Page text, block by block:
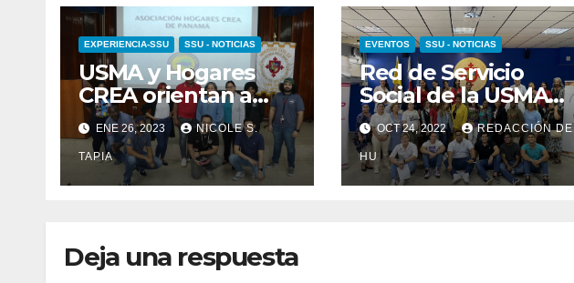
EXPERIENCIA-SSU SSU - NOTICIAS
USMA y Hogares
CREA orientan a
estudiantes para
servicio social
ENE 26, 2023 NICOLE S.
TAPIA
EVENTOS SSU - NOTICIAS
Red de Servicio
Social de la USMA
realiza encuentro
sobre inclusión de
los
afrodescendientes
OCT 24, 2022 REDACCIÓN DE
HU
Deja una respuesta